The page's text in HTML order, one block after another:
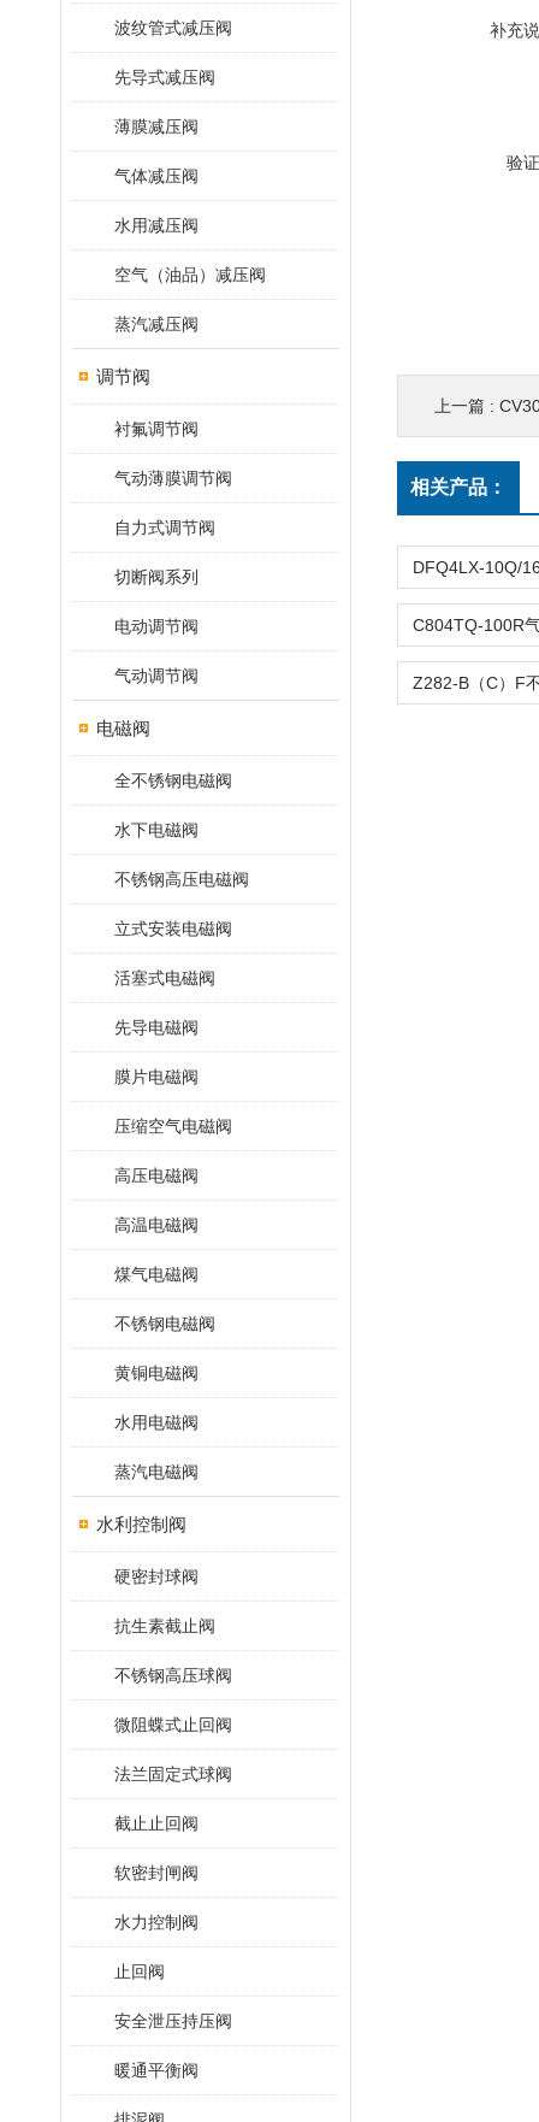
波纹管式减压阀
先导式减压阀
薄膜减压阀
气体减压阀
水用减压阀
空气（油品）减压阀
蒸汽减压阀
调节阀
衬氟调节阀
气动薄膜调节阀
自力式调节阀
切断阀系列
电动调节阀
气动调节阀
电磁阀
全不锈钢电磁阀
水下电磁阀
不锈钢高压电磁阀
立式安装电磁阀
活塞式电磁阀
先导电磁阀
膜片电磁阀
压缩空气电磁阀
高压电磁阀
高温电磁阀
煤气电磁阀
不锈钢电磁阀
黄铜电磁阀
水用电磁阀
蒸汽电磁阀
水利控制阀
硬密封球阀
抗生素截止阀
不锈钢高压球阀
微阻蝶式止回阀
法兰固定式球阀
截止止回阀
软密封闸阀
水力控制阀
止回阀
安全泄压持压阀
暖通平衡阀
补充
验
上一篇 :
相关产品：